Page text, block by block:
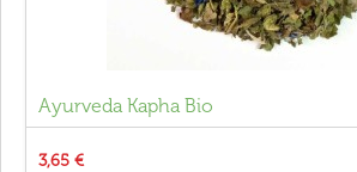
Ayurveda Kapha Bio
3,65 €